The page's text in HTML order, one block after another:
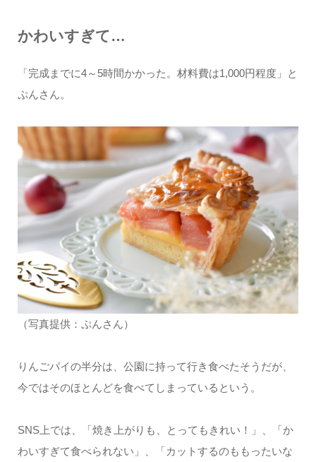
かわいすぎて…
「完成までに4～5時間かかった。材料費は1,000円程度」と
ぷんさん。
（写真提供：ぷんさん）
りんごパイの半分は、公園に持って行き食べたそうだが、
今ではそのほとんどを食べてしまっているという。
SNS上では、「焼き上がりも、とってもきれい！」、「か
わいすぎて食べられない」、「カットするのももったいな